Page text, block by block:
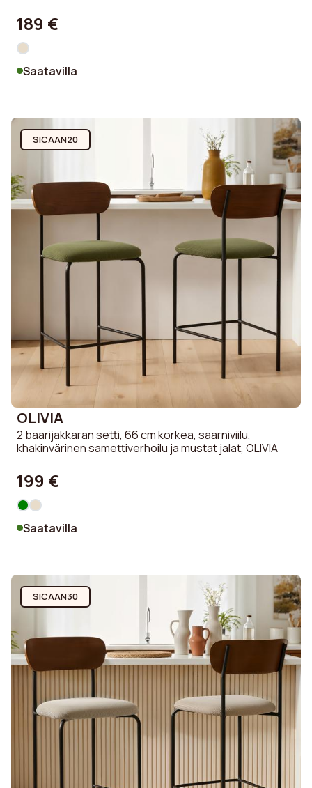
189 €
Saatavilla
SICAAN20
OLIVIA
2 baarijakkaran setti, 66 cm korkea, saarniviilu,
khakinvärinen samettiverhoilu ja mustat jalat, OLIVIA
199 €
Saatavilla
SICAAN30